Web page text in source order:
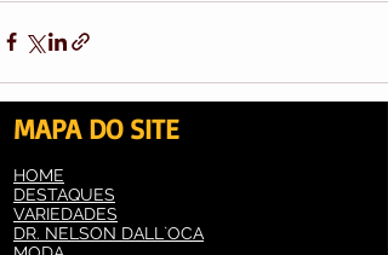
Posts recentes
MAPA DO SITE
HOME
DESTAQUES
VARIEDADES
DR. NELSON DALL`OCA